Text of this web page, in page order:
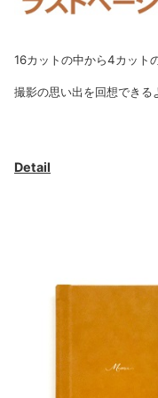
16カットの中から4カット
撮影の思い出を回想できる
Detail